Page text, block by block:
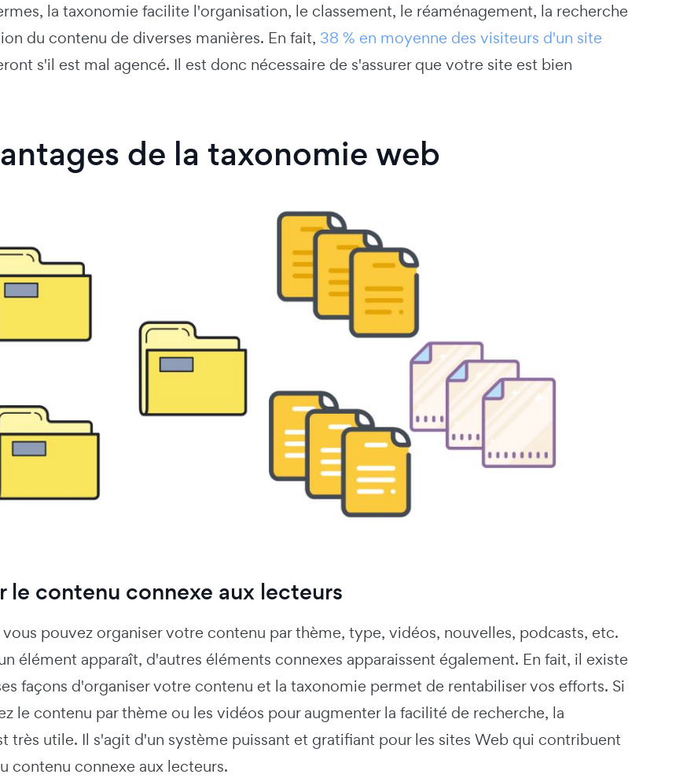
la taxonomie facilite l'organisation, le classement, le réaménagement, la recherche
du contenu de diverses manières. En fait, 38 % en moyenne des visiteurs d'un site
s'il est mal agencé. Il est donc nécessaire de s'assurer que votre site est bien
de la taxonomie web
le contenu connexe aux lecteurs
vous pouvez organiser votre contenu par thème, type, vidéos, nouvelles, podcasts, etc.
élément apparaît, d'autres éléments connexes apparaissent également. En fait, il existe
façons d'organiser votre contenu et la taxonomie permet de rentabiliser vos efforts. Si
le contenu par thème ou les vidéos pour augmenter la facilité de recherche, la
très utile. Il s'agit d'un système puissant et gratifiant pour les sites Web qui contribuent
contenu connexe aux lecteurs.